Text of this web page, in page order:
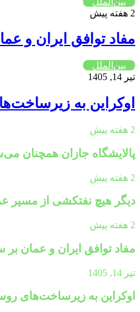
2 هفته پیش
مفاد توافق ایران و
بین‌الملل
تیر 14, 1405
اوکراین به
2 هفته پیش
پالایشگاه جازان همچنان
2 هفته پیش
دیگر هیچ نفتکشی از مسیر
2 هفته پیش
مفاد توافق ایران و عمان
تیر 14, 1405
اوکراین به زیرساخت‌های